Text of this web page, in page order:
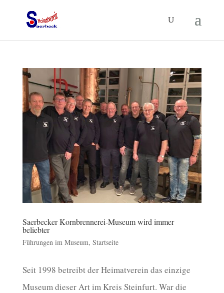
Saerbecker Kornbrennerei-Museum wird immer
beliebter
Führungen im Museum, Startseite
Seit 1998 betreibt der Heimatverein das einzige
Museum dieser Art im Kreis Steinfurt. War die